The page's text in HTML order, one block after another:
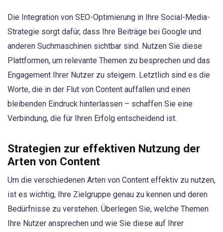
Die Integration von SEO-Optimierung in Ihre Social-Media-
Strategie sorgt dafür, dass Ihre Beiträge bei Google und
anderen Suchmaschinen sichtbar sind. Nutzen Sie diese
Plattformen, um relevante Themen zu besprechen und das
Engagement Ihrer Nutzer zu steigern. Letztlich sind es die
Worte, die in der Flut von Content auffallen und einen
bleibenden Eindruck hinterlassen – schaffen Sie eine
Verbindung, die für Ihren Erfolg entscheidend ist.
Strategien zur effektiven Nutzung der
Arten von Content
Um die verschiedenen Arten von Content effektiv zu nutzen,
ist es wichtig, Ihre Zielgruppe genau zu kennen und deren
Bedürfnisse zu verstehen. Überlegen Sie, welche Themen
Ihre Nutzer ansprechen und wie Sie diese auf Ihrer